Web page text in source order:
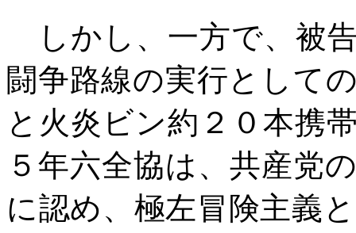
しかし、一方で、被
闘争路線の実行として
と火炎ビン約２０本携
５年六全協は、共産党
に認め、極左冒険主義